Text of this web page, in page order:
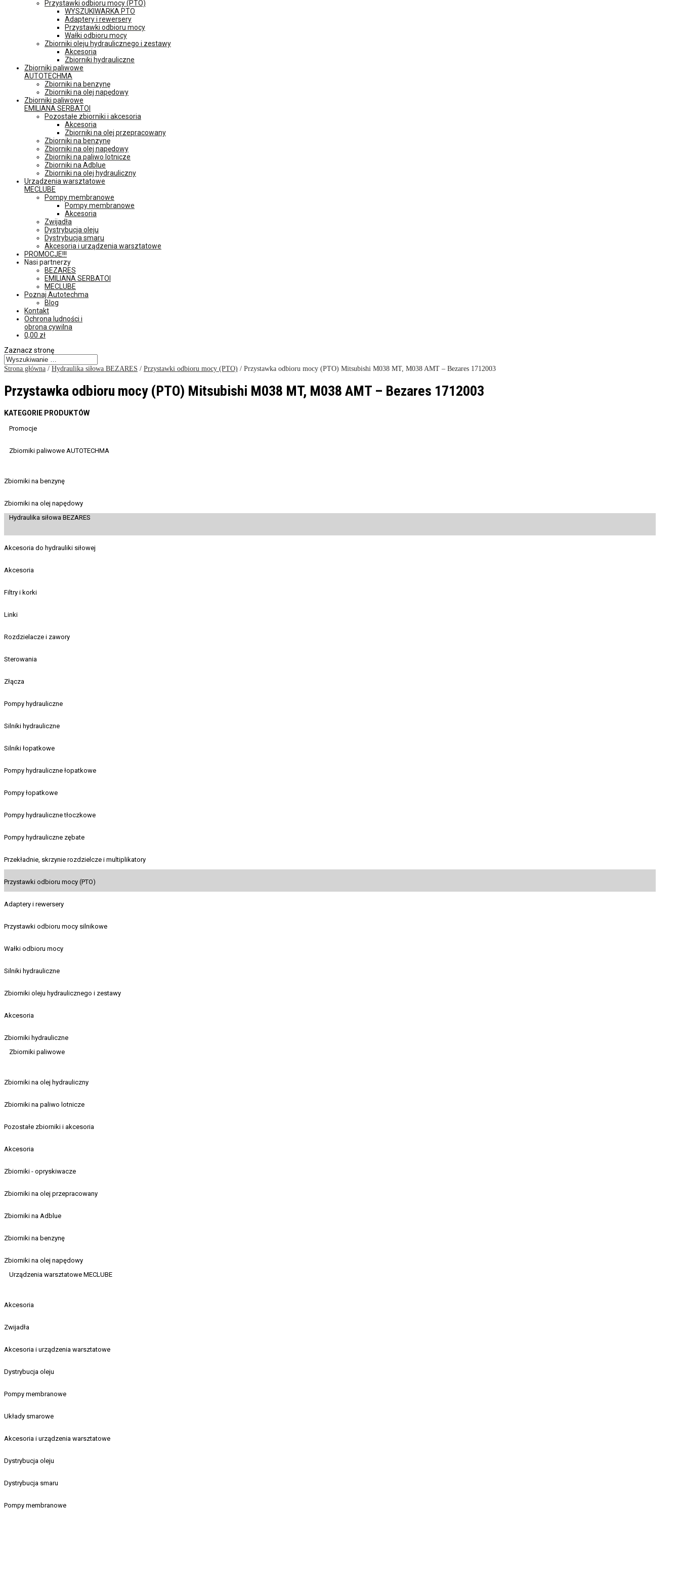
Przystawki odbioru mocy (PTO)
WYSZUKIWARKA PTO
Adaptery i rewersery
Przystawki odbioru mocy
Wałki odbioru mocy
Zbiorniki oleju hydraulicznego i zestawy
Akcesoria
Zbiorniki hydrauliczne
Zbiorniki paliwowe
AUTOTECHMA
Zbiorniki na benzynę
Zbiorniki na olej napędowy
Zbiorniki paliwowe
EMILIANA SERBATOI
Pozostałe zbiorniki i akcesoria
Akcesoria
Zbiorniki na olej przepracowany
Zbiorniki na benzynę
Zbiorniki na olej napędowy
Zbiorniki na paliwo lotnicze
Zbiorniki na Adblue
Zbiorniki na olej hydrauliczny
Urządzenia warsztatowe
MECLUBE
Pompy membranowe
Pompy membranowe
Akcesoria
Zwijadła
Dystrybucja oleju
Dystrybucja smaru
Akcesoria i urządzenia warsztatowe
PROMOCJE!!!
Nasi partnerzy
BEZARES
EMILIANA SERBATOI
MECLUBE
Poznaj Autotechma
Blog
Kontakt
Ochrona ludności i
obrona cywilna
0,00 zł
Zaznacz stronę
Strona główna / Hydraulika siłowa BEZARES / Przystawki odbioru mocy (PTO) / Przystawka odbioru mocy (PTO) Mitsubishi M038 MT, M038 AMT – Bezares 1712003
Przystawka odbioru mocy (PTO) Mitsubishi M038 MT, M038 AMT – Bezares 1712003
KATEGORIE PRODUKTÓW
Promocje
Zbiorniki paliwowe AUTOTECHMA
Zbiorniki na benzynę
Zbiorniki na olej napędowy
Hydraulika siłowa BEZARES
Akcesoria do hydrauliki siłowej
Akcesoria
Filtry i korki
Linki
Rozdzielacze i zawory
Sterowania
Złącza
Pompy hydrauliczne
Silniki hydrauliczne
Silniki łopatkowe
Pompy hydrauliczne łopatkowe
Pompy łopatkowe
Pompy hydrauliczne tłoczkowe
Pompy hydrauliczne zębate
Przekładnie, skrzynie rozdzielcze i multiplikatory
Przystawki odbioru mocy (PTO)
Adaptery i rewersery
Przystawki odbioru mocy silnikowe
Wałki odbioru mocy
Silniki hydrauliczne
Zbiorniki oleju hydraulicznego i zestawy
Akcesoria
Zbiorniki hydrauliczne
Zbiorniki paliwowe
Zbiorniki na olej hydrauliczny
Zbiorniki na paliwo lotnicze
Pozostałe zbiorniki i akcesoria
Akcesoria
Zbiorniki - opryskiwacze
Zbiorniki na olej przepracowany
Zbiorniki na Adblue
Zbiorniki na benzynę
Zbiorniki na olej napędowy
Urządzenia warsztatowe MECLUBE
Akcesoria
Zwijadła
Akcesoria i urządzenia warsztatowe
Dystrybucja oleju
Pompy membranowe
Układy smarowe
Akcesoria i urządzenia warsztatowe
Dystrybucja oleju
Dystrybucja smaru
Pompy membranowe